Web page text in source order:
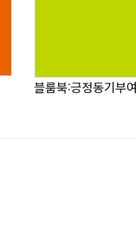
블룸북:긍정동기부여